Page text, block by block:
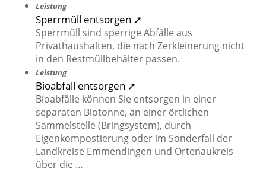
Leistung
Sperrmüll entsorgen ➚
Sperrmüll sind sperrige Abfälle aus
Privathaushalten, die nach Zerkleinerung nicht
in den Restmüllbehälter passen.
Leistung
Bioabfall entsorgen ➚
Bioabfälle können Sie entsorgen in einer
separaten Biotonne, an einer örtlichen
Sammelstelle (Bringsystem), durch
Eigenkompostierung oder im Sonderfall der
Landkreise Emmendingen und Ortenaukreis
über die …